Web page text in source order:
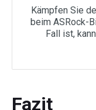
Kämpfen Sie
beim ASRock-
Fall ist,
Fazit